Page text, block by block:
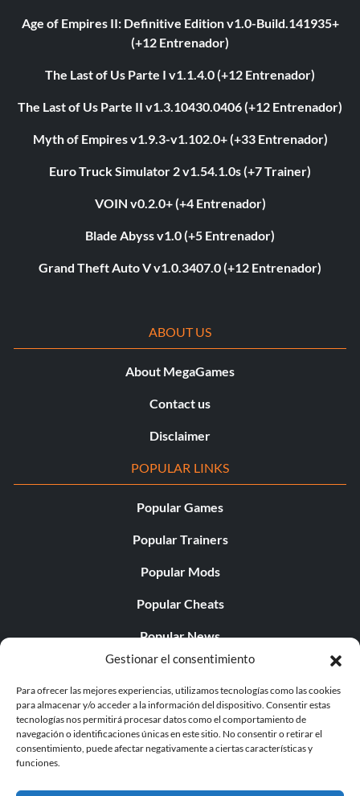
Gestionar el consentimiento
Para ofrecer las mejores experiencias, utilizamos tecnologías como las cookies
para almacenar y/o acceder a la información del dispositivo. Consentir estas
tecnologías nos permitirá procesar datos como el comportamiento de
navegación o identificaciones únicas en este sitio. No consentir o retirar el
consentimiento, puede afectar negativamente a ciertas características y
funciones.
Age of Empires II: Definitive Edition v1.0-Build.141935+
(+12 Entrenador)
The Last of Us Parte I v1.1.4.0 (+12 Entrenador)
The Last of Us Parte II v1.3.10430.0406 (+12 Entrenador)
Myth of Empires v1.9.3-v1.102.0+ (+33 Entrenador)
Euro Truck Simulator 2 v1.54.1.0s (+7 Trainer)
VOIN v0.2.0+ (+4 Entrenador)
Blade Abyss v1.0 (+5 Entrenador)
Grand Theft Auto V v1.0.3407.0 (+12 Entrenador)
ABOUT US
About MegaGames
Contact us
Disclaimer
POPULAR LINKS
Popular Games
Popular Trainers
Popular Mods
Popular Cheats
Popular News
Popular Editorials
Popular Free Games
LATEST UPDATES